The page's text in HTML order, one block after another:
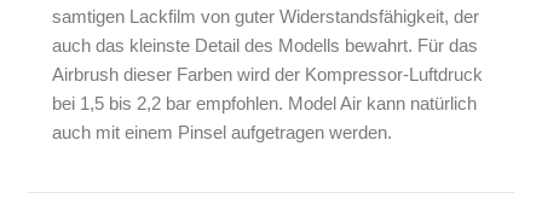
samtigen Lackfilm von guter Widerstandsfähigkeit, der
auch das kleinste Detail des Modells bewahrt. Für das
Airbrush dieser Farben wird der Kompressor-Luftdruck
bei 1,5 bis 2,2 bar empfohlen. Model Air kann natürlich
auch mit einem Pinsel aufgetragen werden.